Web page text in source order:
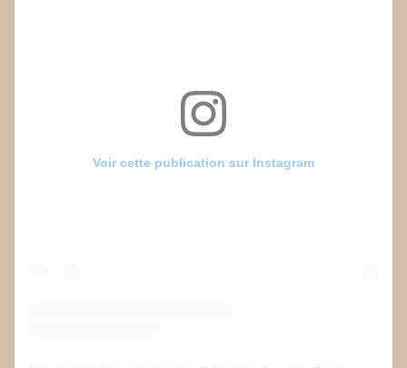
Voir cette publication sur Instagram